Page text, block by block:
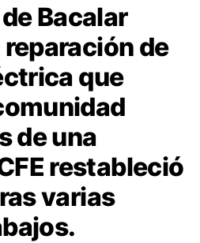
Bacalar
de
que
de una
restableció
varias